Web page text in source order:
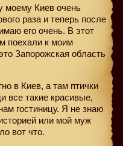
моему Киев очень
раза и теперь после
его очень. В этот
поехали к моим
Запорожская область
в Киев, а там птички
все такие красивые,
гостиницу. Я не знаю
или мой муж
вот что.